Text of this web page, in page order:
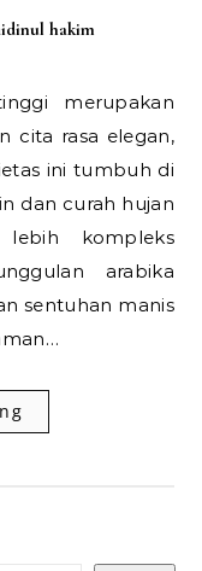
hakim
cita rasa elegan,
ini tumbuh di
dan curah hujan
lebih kompleks
arabika
sentuhan manis